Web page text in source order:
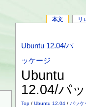
本文 リ
Ubuntu 12.04/パ
ッケージ
Ubuntu
12.04/パ
Top /Ubuntu 12.04 / パッケ